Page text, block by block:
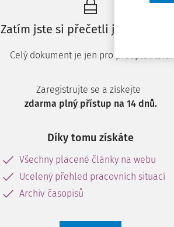
Zatím jste si přečetli jen začátek…
Celý dokument je jen pro předplatitele.
Zaregistrujte se a získejte
zdarma plný přístup na 14 dnů.
Díky tomu získáte
Všechny placené články na webu
Ucelený přehled pracovních situací
Archiv časopisů